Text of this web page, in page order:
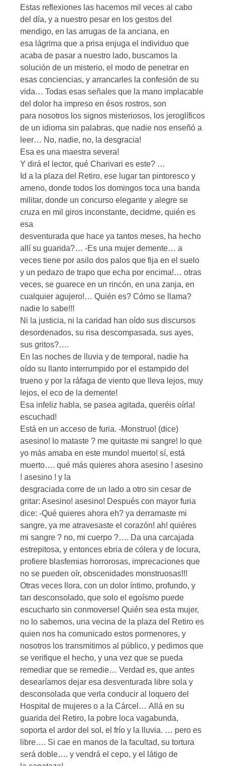
Estas reflexiones las hacemos mil veces al cabo
del día, y a nuestro pesar en los gestos del
mendigo, en las arrugas de la anciana, en
esa lágrima que a prisa enjuga el individuo que
acaba de pasar a nuestro lado, buscamos la
solución de un misterio, el modo de penetrar en
esas conciencias, y arrancarles la confesión de su
vida… Todas esas señales que la mano implacable
del dolor ha impreso en ésos rostros, son
para nosotros los signos misteriosos, los jeroglíficos
de un idioma sin palabras, que nadie nos enseñó a
leer… No, nadie, no, la desgracia!
Esa es una maestra severa!
Y dirá el lector, qué Charivari es este? …
Id a la plaza del Retiro, ese lugar tan pintoresco y
ameno, donde todos los domingos toca una banda
militar, donde un concurso elegante y alegre se
cruza en mil giros inconstante, decidme, quién es
esa
desventurada que hace ya tantos meses, ha hecho
allí su guarida?… -Es una mujer demente… a
veces tiene por asilo dos palos que fija en el suelo
y un pedazo de trapo que echa por encima!… otras
veces, se guarece en un rincón, en una zanja, en
cualquier agujero!… Quién es? Cómo se llama?
nadie lo sabe!!!
Ni la justicia, ni la caridad han oído sus discursos
desordenados, su risa descompasada, sus ayes,
sus gritos?….
En las noches de lluvia y de temporal, nadie ha
oído su llanto interrumpido por el estampido del
trueno y por la ráfaga de viento que lleva lejos, muy
lejos, el eco de la demente!
Esa infeliz habla, se pasea agitada, queréis oírla!
escuchad!
Está en un acceso de furia. -Monstruo! (dice)
asesino! lo mataste ? me quitaste mi sangre! lo que
yo más amaba en este mundo! muerto! sí, está
muerto…. qué más quieres ahora asesino ! asesino
! asesino ! y la
desgraciada corre de un lado a otro sin cesar de
gritar: Asesino! asesino! Después con mayor furia
dice: -Qué quieres ahora eh? ya derramaste mi
sangre, ya me atravesaste el corazón! ah! quiéres
mi sangre ? no, mi cuerpo ?…. Da una carcajada
estrepitosa, y entonces ebria de cólera y de locura,
profiere blasfemias horrorosas, imprecaciones que
no se pueden oír, obscenidades monstruosas!!!
Otras veces llora, con un dolor íntimo, profundo, y
tan desconsolado, que solo el egoísmo puede
escucharlo sin conmoverse! Quién sea esta mujer,
no lo sabemos, una vecina de la plaza del Retiro es
quien nos ha comunicado estos pormenores, y
nosotros los transmitimos al público, y pedimos que
se verifique el hecho, y una vez que se pueda
remediar que se remedie… Verdad es, que antes
desearíamos dejar esa desventurada libre sola y
desconsolada que verla conducir al loquero del
Hospital de mujeres o a la Cárcel… Allá en su
guarida del Retiro, la pobre loca vagabunda,
soporta el ardor del sol, el frío y la lluvia. … pero es
libre…. Si cae en manos de la facultad, su tortura
será doble…. y vendrá el cepo, y el látigo de